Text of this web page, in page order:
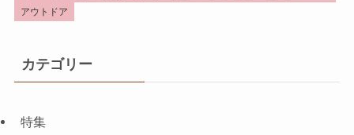
アウトドア
カテゴリー
特集